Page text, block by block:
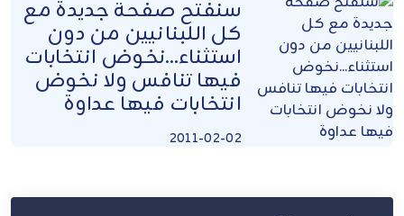
سنفتح صفحة جديدة مع
كل اللبنانيين من دون
استثناء...نخوض انتخابات
فيها تنافس ولا نخوض
انتخابات فيها عداوة
2011-02-02